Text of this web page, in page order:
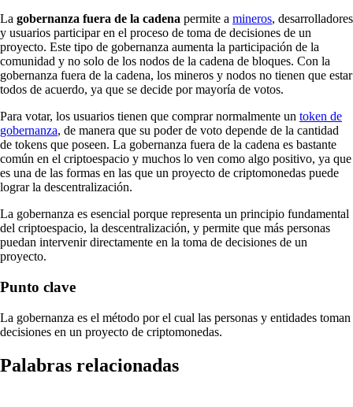
La gobernanza fuera de la cadena permite a mineros, desarrolladores
y usuarios participar en el proceso de toma de decisiones de un
proyecto. Este tipo de gobernanza aumenta la participación de la
comunidad y no solo de los nodos de la cadena de bloques. Con la
gobernanza fuera de la cadena, los mineros y nodos no tienen que estar
todos de acuerdo, ya que se decide por mayoría de votos.
Para votar, los usuarios tienen que comprar normalmente un token de
gobernanza, de manera que su poder de voto depende de la cantidad
de tokens que poseen. La gobernanza fuera de la cadena es bastante
común en el criptoespacio y muchos lo ven como algo positivo, ya que
es una de las formas en las que un proyecto de criptomonedas puede
lograr la descentralización.
La gobernanza es esencial porque representa un principio fundamental
del criptoespacio, la descentralización, y permite que más personas
puedan intervenir directamente en la toma de decisiones de un
proyecto.
Punto clave
La gobernanza es el método por el cual las personas y entidades toman
decisiones en un proyecto de criptomonedas.
Palabras relacionadas